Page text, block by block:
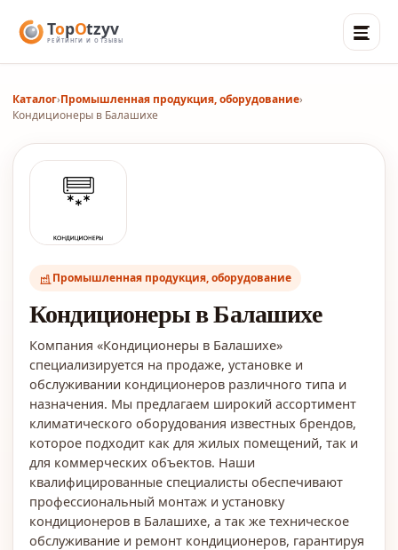
Каталог›Промышленная продукция, оборудование›
Кондиционеры в Балашихе
Промышленная продукция, оборудование
Кондиционеры в Балашихе
Компания «Кондиционеры в Балашихе»
специализируется на продаже, установке и
обслуживании кондиционеров различного типа и
назначения. Мы предлагаем широкий ассортимент
климатического оборудования известных брендов,
которое подходит как для жилых помещений, так и
для коммерческих объектов. Наши
квалифицированные специалисты обеспечивают
профессиональный монтаж и установку
кондиционеров в Балашихе, а так же техническое
обслуживание и ремонт кондиционеров, гарантируя